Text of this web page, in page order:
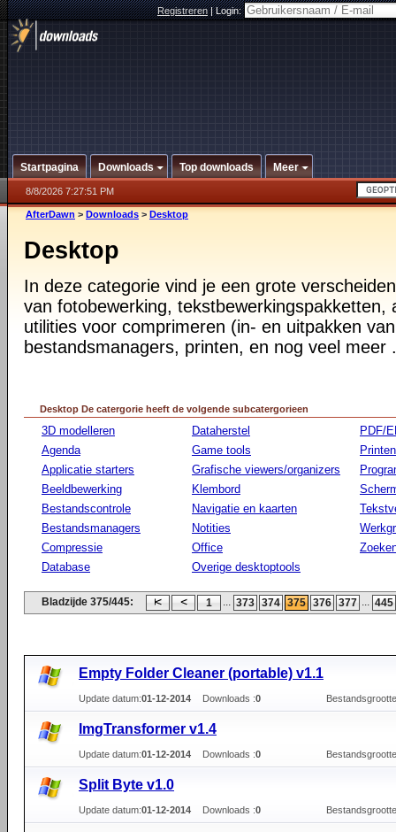
Registreren|Login:
Startpagina Downloads Top downloads Meer
8/8/2026 7:27:51 PM
AfterDawn > Downloads > Desktop
Desktop
In deze categorie vind je een grote
van fotobewerking, tekstbewerkingspakketten,
utilities voor comprimeren (in- en uitpakken
bestandsmanagers, printen, en nog veel meer
Desktop De catergorie heeft de volgende subcatergorieen
3D modelleren
Agenda
Applicatie starters
Beeldbewerking
Bestandscontrole
Bestandsmanagers
Compressie
Database
Dataherstel
Game tools
Grafische viewers/organizers
Klembord
Navigatie en kaarten
Notities
Office
Overige desktoptools
PDF/
Printen
Bladzijde 375/445: 1 ... 373 374 375 376 377 ... 445
Empty Folder Cleaner (portable) v1.1
Update datum:01-12-2014 Downloads :0
ImgTransformer v1.4
Update datum:01-12-2014 Downloads :0
Split Byte v1.0
Update datum:01-12-2014 Downloads :0